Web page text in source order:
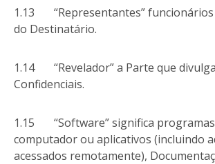
1.13 “Representantes” funcionários
do Destinatário.
1.14 “Revelador” a Parte que
Confidenciais.
1.15 “Software” significa
computador ou aplicativos (incluindo
acessados remotamente),